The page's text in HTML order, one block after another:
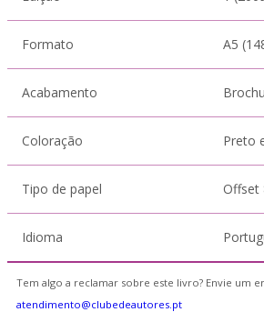
Formato A5
Acabamento
Coloração Preto
Tipo de papel Offset
Idioma
Tem algo a reclamar sobre este livro? Envie um
atendimento@clubedeautores.pt